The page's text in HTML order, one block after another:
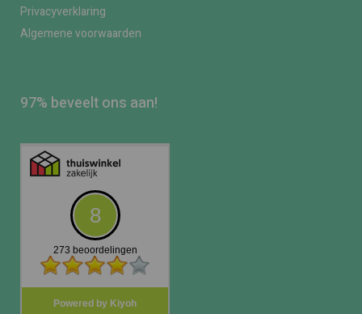
Privacyverklaring
Algemene voorwaarden
97% beveelt ons aan!